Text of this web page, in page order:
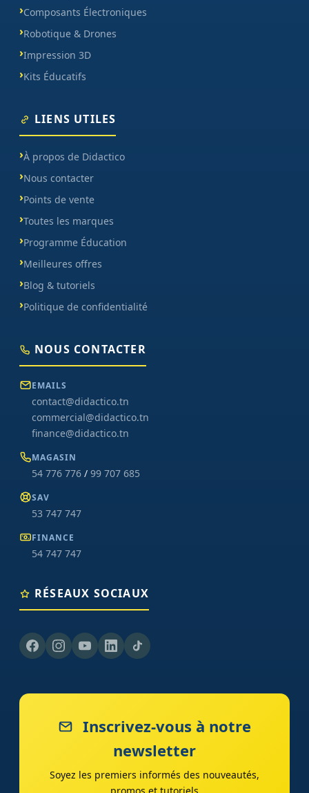
Composants Électroniques
Robotique & Drones
Impression 3D
Kits Éducatifs
LIENS UTILES
À propos de Didactico
Nous contacter
Points de vente
Toutes les marques
Programme Éducation
Meilleures offres
Blog & tutoriels
Politique de confidentialité
NOUS CONTACTER
EMAILS
contact@didactico.tn
commercial@didactico.tn
finance@didactico.tn
MAGASIN
54 776 776 / 99 707 685
SAV
53 747 747
FINANCE
54 747 747
RÉSEAUX SOCIAUX
Inscrivez-vous à notre
newsletter
Soyez les premiers informés des nouveautés,